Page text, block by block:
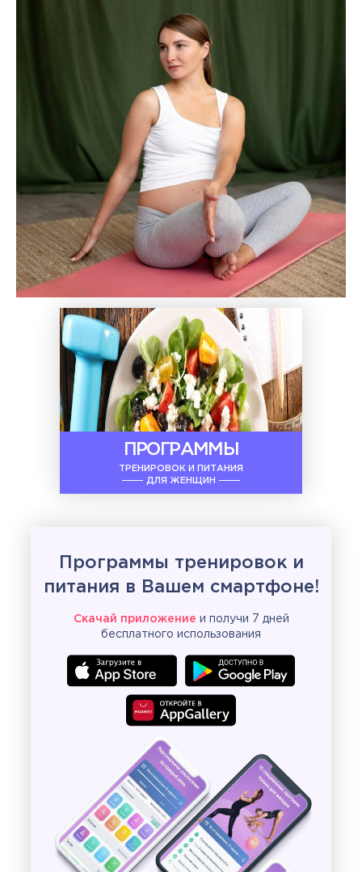
ПРОГРАММЫ
ТРЕНИРОВОК И ПИТАНИЯ
ДЛЯ ЖЕНЩИН
Программы тренировок и
питания в Вашем смартфоне!
Скачай приложение и получи 7 дней
бесплатного использования